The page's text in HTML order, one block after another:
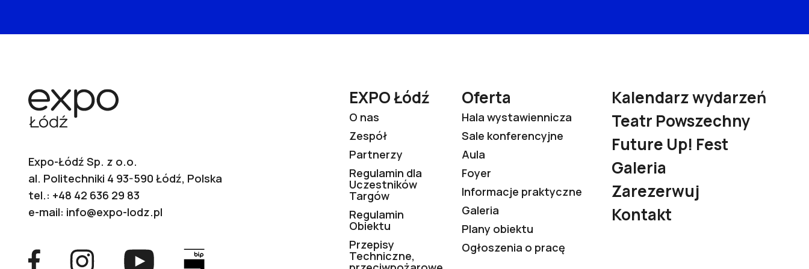
Expo-Łódź Sp. z o.o.
al. Politechniki 4 93-590 Łódź, Polska
tel.: +48 42 636 29 83
e-mail: info@expo-lodz.pl
EXPO Łódź
O nas
Zespół
Partnerzy
Regulamin dla
Uczestników
Targów
Regulamin
Obiektu
Przepisy
Techniczne,
Oferta
Hala wystawiennicza
Sale konferencyjne
Aula
Foyer
Informacje praktyczne
Galeria
Plany obiektu
Ogłoszenia o pracę
Kalendarz wydarzeń
Teatr Powszechny
Future Up! Fest
Galeria
Zarezerwuj
Kontakt